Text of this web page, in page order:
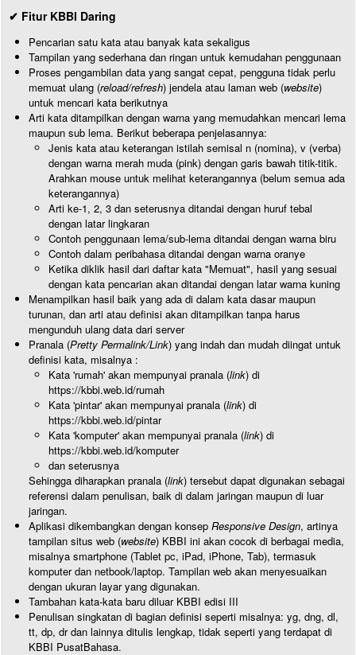
✔ Fitur KBBI Daring
Pencarian satu kata atau banyak kata sekaligus
Tampilan yang sederhana dan ringan untuk kemudahan penggunaan
Proses pengambilan data yang sangat cepat, pengguna tidak perlu
memuat ulang (reload/refresh) jendela atau laman web (website)
untuk mencari kata berikutnya
Arti kata ditampilkan dengan warna yang memudahkan mencari lema
maupun sub lema. Berikut beberapa penjelasannya:
Jenis kata atau keterangan istilah semisal n (nomina), v (verba)
dengan warna merah muda (pink) dengan garis bawah titik-titik.
Arahkan mouse untuk melihat keterangannya (belum semua ada
keterangannya)
Arti ke-1, 2, 3 dan seterusnya ditandai dengan huruf tebal
dengan latar lingkaran
Contoh penggunaan lema/sub-lema ditandai dengan warna biru
Contoh dalam peribahasa ditandai dengan warna oranye
Ketika diklik hasil dari daftar kata "Memuat", hasil yang sesuai
dengan kata pencarian akan ditandai dengan latar warna kuning
Menampilkan hasil baik yang ada di dalam kata dasar maupun
turunan, dan arti atau definisi akan ditampilkan tanpa harus
mengunduh ulang data dari server
Pranala (Pretty Permalink/Link) yang indah dan mudah diingat untuk
definisi kata, misalnya :
Kata 'rumah' akan mempunyai pranala (link) di
https://kbbi.web.id/rumah
Kata 'pintar' akan mempunyai pranala (link) di
https://kbbi.web.id/pintar
Kata 'komputer' akan mempunyai pranala (link) di
https://kbbi.web.id/komputer
dan seterusnya
Sehingga diharapkan pranala (link) tersebut dapat digunakan sebagai
referensi dalam penulisan, baik di dalam jaringan maupun di luar
jaringan.
Aplikasi dikembangkan dengan konsep Responsive Design, artinya
tampilan situs web (website) KBBI ini akan cocok di berbagai media,
misalnya smartphone (Tablet pc, iPad, iPhone, Tab), termasuk
komputer dan netbook/laptop. Tampilan web akan menyesuaikan
dengan ukuran layar yang digunakan.
Tambahan kata-kata baru diluar KBBI edisi III
Penulisan singkatan di bagian definisi seperti misalnya: yg, dng, dl,
tt, dp, dr dan lainnya ditulis lengkap, tidak seperti yang terdapat di
KBBI PusatBahasa.